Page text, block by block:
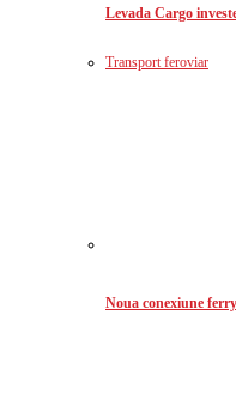
Levada Cargo
Transport feroviar
Noua conexiune